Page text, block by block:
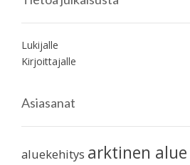
Lukijalle
Kirjoittajalle
Asiasanat
aluekehitys arktinen alue